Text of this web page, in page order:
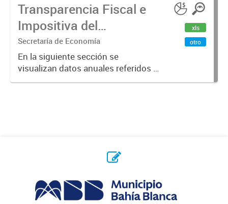
Transparencia Fiscal e
Impositiva del
Municipio. Año 2023
Secretaría de Economía
En la siguiente sección se
visualizan datos anuales referidos a
la transparencia fiscal e impositiva
xls
otro